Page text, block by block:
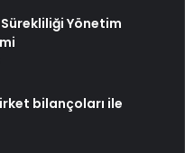
Yönetim
bilançoları ile